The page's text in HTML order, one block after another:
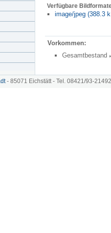
Verfügbare
image/jpeg (388.3
Vorkommen:
Gesamtbestand
- 85071 Eichstätt - Tel. 08421/93-